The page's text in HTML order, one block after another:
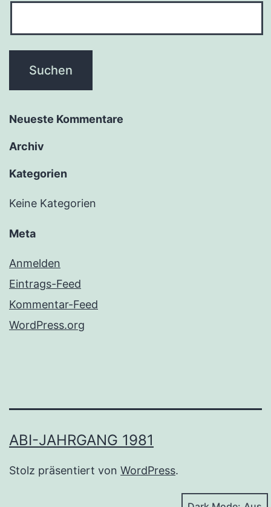
Neu­es­te Kommentare
Archiv
Kate­go­rien
Keine Kategorien
Meta
Anmelden
Eintrags-Feed
Kommentar-Feed
WordPress.org
ABI-JAHRGANG 1981
Stolz präsentiert von WordPress.